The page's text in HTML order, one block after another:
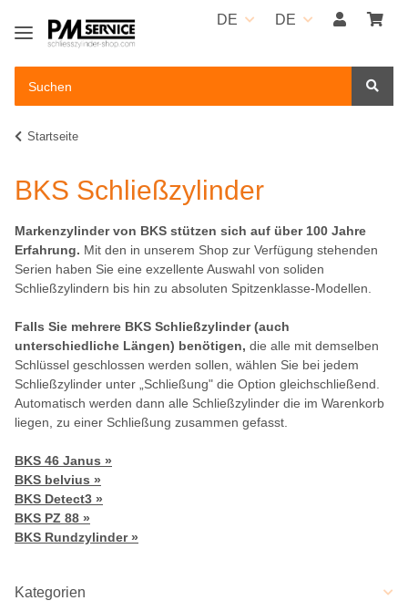
DE DE
Startseite
BKS Schließzylinder
Markenzylinder von BKS stützen sich auf über 100 Jahre
Erfahrung. Mit den in unserem Shop zur Verfügung stehenden
Serien haben Sie eine exzellente Auswahl von soliden
Schließzylindern bis hin zu absoluten Spitzenklasse-Modellen.
Falls Sie mehrere BKS Schließzylinder (auch
unterschiedliche Längen) benötigen, die alle mit demselben
Schlüssel geschlossen werden sollen, wählen Sie bei jedem
Schließzylinder unter „Schließung" die Option gleichschließend.
Automatisch werden dann alle Schließzylinder die im Warenkorb
liegen, zu einer Schließung zusammen gefasst.
BKS 46 Janus »
BKS belvius »
BKS Detect3 »
BKS PZ 88 »
BKS Rundzylinder »
Kategorien